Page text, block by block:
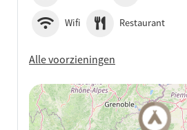
Wifi Restaurant
Alle voorzieningen